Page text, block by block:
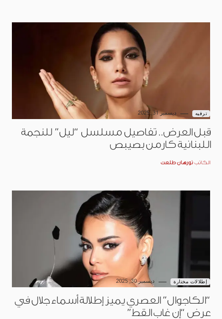
ترفيه ديسمبر 31, 2025
قبل العرض.. تفاصيل مسلسل “ليل” للنجمة
اللبنانية كارمن بصيبص
الكاتب نورهان طلعت
إطلالات مختارة ديسمبر 30, 2025
“الكاجوال” العصري يميز إطلالة أسماء جلال في
عرض “إن غاب القط”